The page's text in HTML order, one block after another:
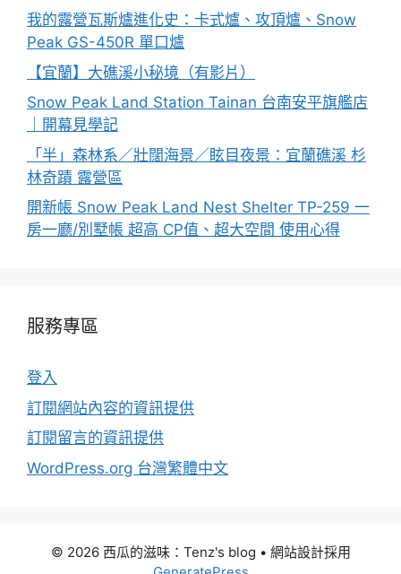
我的露營瓦斯爐進化史：卡式爐、攻頂爐、Snow
Peak GS-450R 單口爐
【宜蘭】大礁溪小秘境（有影片）
Snow Peak Land Station Tainan 台南安平旗艦店
｜開幕見學記
「半」森林系／壯闊海景／眩目夜景：宜蘭礁溪 杉
林奇蹟 露營區
開新帳 Snow Peak Land Nest Shelter TP-259 一
房一廳/別墅帳 超高 CP值、超大空間 使用心得
服務專區
登入
訂閱網站內容的資訊提供
訂閱留言的資訊提供
WordPress.org 台灣繁體中文
© 2026 西瓜的滋味：Tenz's blog • 網站設計採用